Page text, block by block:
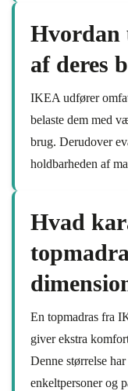
Hvordan
af deres
IKEA udfører
belaste dem med
brug. Derudover
holdbarheden af
Hvad
En topmadras fra
giver ekstra
Denne størrelse
enkeltpersoner og